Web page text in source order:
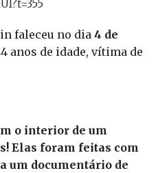
faleceu no dia 4 de
anos de idade, vítima de
o interior de um
Elas foram feitas com
um documentário de